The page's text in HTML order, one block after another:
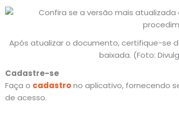
Após atualizar o documento, certifique-se
baixada. (Foto:
Cadastre-se
Faça o cadastrono aplicativo, fornecendo
de acesso.